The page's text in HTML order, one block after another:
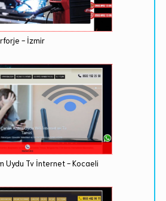
- İzmir
Uydu Tv İnternet - Kocaeli